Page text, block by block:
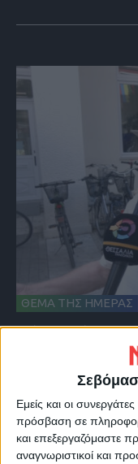
Εμείς και οι
πρόσβαση σε
και επεξεργαζόμαστε
αναγνωριστικοί και
ΘΕΜΑ ΤΗΣ ΗΜΕΡΑΣ
Θέμα ημέρας :
θερινές